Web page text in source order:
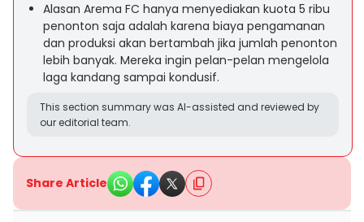
Alasan Arema FC hanya menyediakan kuota 5 ribu
penonton saja adalah karena biaya pengamanan
dan produksi akan bertambah jika jumlah penonton
lebih banyak. Mereka ingin pelan-pelan mengelola
laga kandang sampai kondusif.
This section summary was AI-assisted and reviewed by
our editorial team.
Share Article